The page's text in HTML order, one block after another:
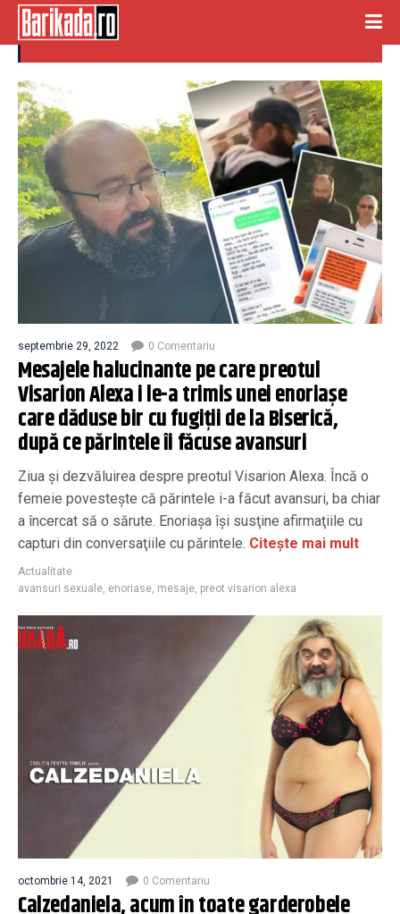
enoriase
septembrie 29, 2022 0 Comentariu
Mesajele halucinante pe care preotul
Visarion Alexa i le-a trimis unei enoriaşe
care dăduse bir cu fugiţii de la Biserică,
după ce părintele îi făcuse avansuri
Ziua şi dezvăluirea despre preotul Visarion Alexa. Încă o
femeie povestește că părintele i-a făcut avansuri, ba chiar
a încercat să o sărute. Enoriaşa îşi susţine afirmaţiile cu
capturi din conversaţiile cu părintele. Citește mai mult
Actualitate
avansuri sexuale, enoriase, mesaje, preot visarion alexa
octombrie 14, 2021 0 Comentariu
Calzedaniela, acum în toate garderobele